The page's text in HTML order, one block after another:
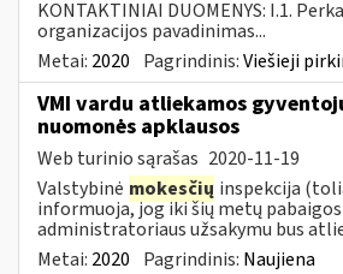
KONTAKTINIAI DUOMENYS: I.1.
organizacijos pavadinimas...
Metai: 2020 Pagrindinis:Viešieji
VMI vardu atliekamos
nuomonės apklausos
Web turinio sąrašas 2020-11-19
Valstybinė mokesčių inspekcija
informuoja, jog iki šių metų pabaigos
administratoriaus užsakymu bus
Metai: 2020 Pagrindinis: Naujiena